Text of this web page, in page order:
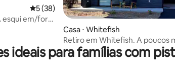
5 de uma avaliação média de 5, 38
5 (38)
esqui em/fora
Casa ⋅ Whitefish
Retiro em Whitefish. A poucos
da estação de esqui | Parque
Glacier.
ideais para famílias com